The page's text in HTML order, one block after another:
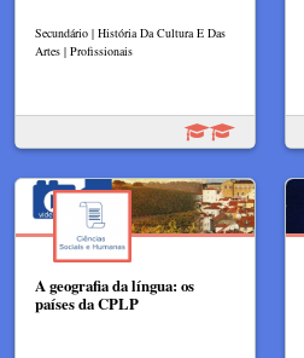
Secundário | História Da Cultura E Das
Artes | Profissionais
A geografia da língua: os
países da CPLP